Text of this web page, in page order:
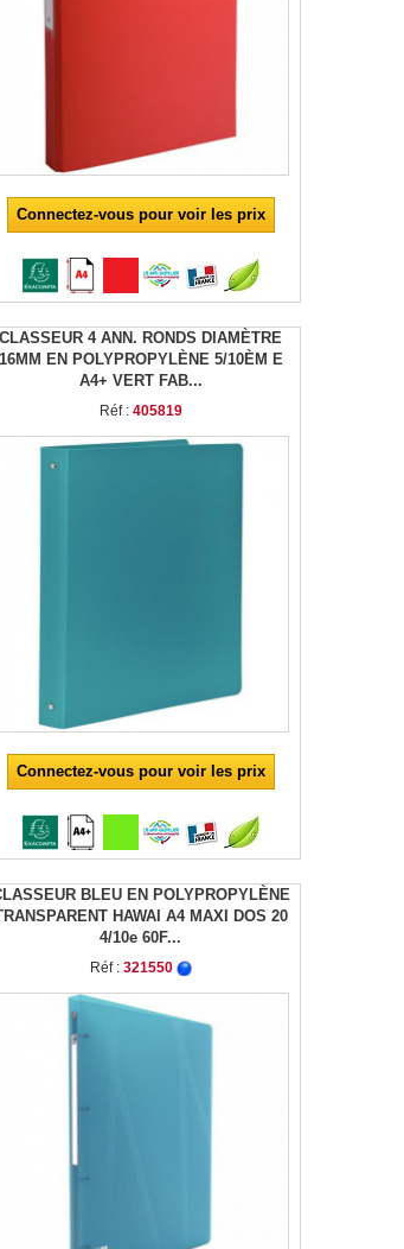
Connectez-vous pour voir les prix
CLASSEUR 4 ANN. RONDS DIAMÈTRE
16MM EN POLYPROPYLÈNE 5/10ÈM E
A4+ VERT FAB...
Réf : 405819
Connectez-vous pour voir les prix
BLEU EN POLYPROPYLÈNE
HAWAI A4 MAXI DOS 20
4/10e 60F...
Réf : 321550